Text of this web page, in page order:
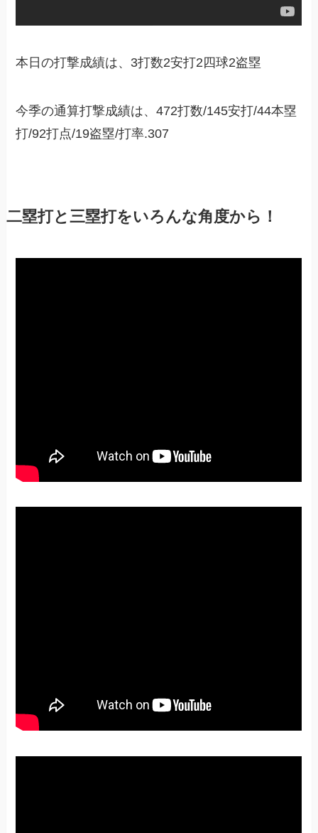
本日の打撃成績は、3打数2安打2四球2盗塁
今季の通算打撃成績は、472打数/145安打/44本塁
打/92打点/19盗塁/打率.307
二塁打と三塁打をいろんな角度から！